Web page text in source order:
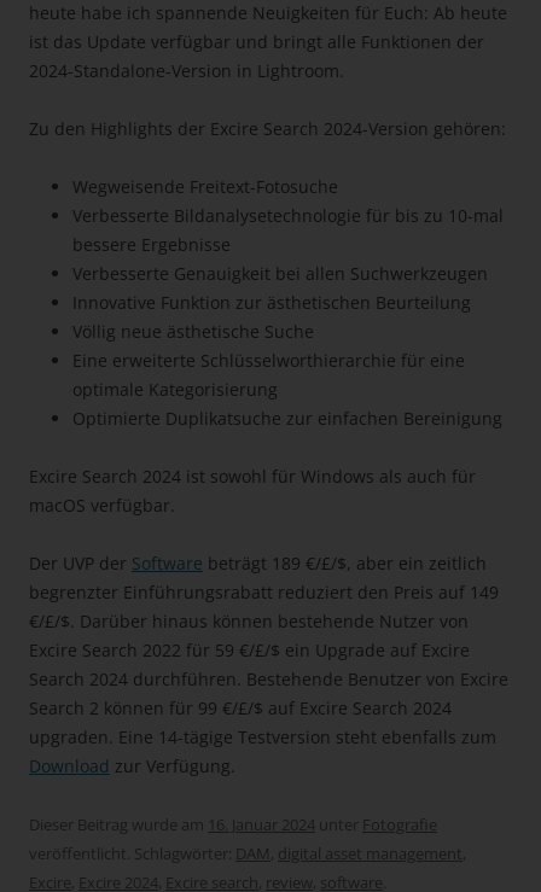
heute habe ich spannende Neuigkeiten für Euch: Ab heute
ist das Update verfügbar und bringt alle Funktionen der
2024-Standalone-Version in Lightroom.
Zu den Highlights der Excire Search 2024-Version gehören:
Wegweisende Freitext-Fotosuche
Verbesserte Bildanalysetechnologie für bis zu 10-mal
bessere Ergebnisse
Verbesserte Genauigkeit bei allen Suchwerkzeugen
Innovative Funktion zur ästhetischen Beurteilung
Völlig neue ästhetische Suche
Eine erweiterte Schlüsselworthierarchie für eine
optimale Kategorisierung
Optimierte Duplikatsuche zur einfachen Bereinigung
Excire Search 2024 ist sowohl für Windows als auch für
macOS verfügbar.
Der UVP der Software beträgt 189 €/£/$, aber ein zeitlich
begrenzter Einführungsrabatt reduziert den Preis auf 149
€/£/$. Darüber hinaus können bestehende Nutzer von
Excire Search 2022 für 59 €/£/$ ein Upgrade auf Excire
Search 2024 durchführen. Bestehende Benutzer von Excire
Search 2 können für 99 €/£/$ auf Excire Search 2024
upgraden. Eine 14-tägige Testversion steht ebenfalls zum
Download zur Verfügung.
Dieser Beitrag wurde am 16. Januar 2024 unter Fotografie
veröffentlicht. Schlagwörter: DAM, digital asset management,
Excire, Excire 2024, Excire search, review, software.